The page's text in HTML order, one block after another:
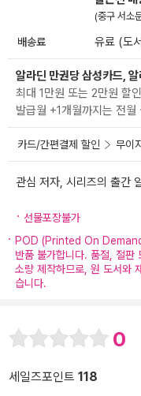
(중구 서소
배송료 유료 (도
알라딘 만권당 삼성카드,
최대 1만원 또는 2만원 할
발급월 +1개월까지는 전
카드/간편결제 할인 무이
관심 저자, 시리즈의 출간
선물포장불가
POD (Printed On Demand
반품 불가합니다. 품절, 절판
소량 제작하므로, 원 도서와
습니다.
0
세일즈포인트 118